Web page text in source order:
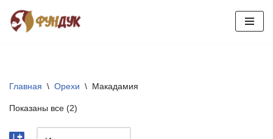
Перейти
Главная \ Орехи \ Макадамия
Показаны все (2)